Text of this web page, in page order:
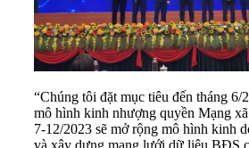
“Chúng tôi đặt mục tiêu đến tháng 6/
mô hình kinh nhượng quyền Mạng
7-12/2023 sẽ mở rộng mô hình kinh